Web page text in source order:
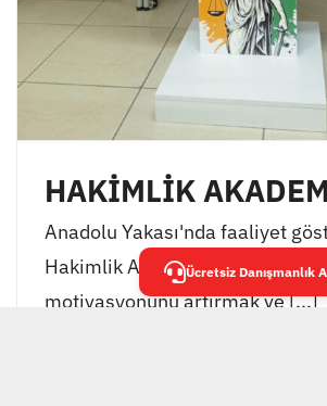
HAKİMLİK
Anadolu Yakası'nda faaliyet
Hakimlik Akademisi,
motivasyonunu artırmak ve [...]
Ücretsiz Danışmanlık